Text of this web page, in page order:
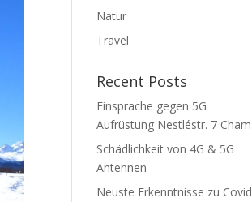
Natur
Travel
Recent Posts
Einsprache gegen 5G
Aufrüstung Nestléstr. 7 Cham
Schädlichkeit von 4G & 5G
Antennen
Neuste Erkenntnisse zu Covid